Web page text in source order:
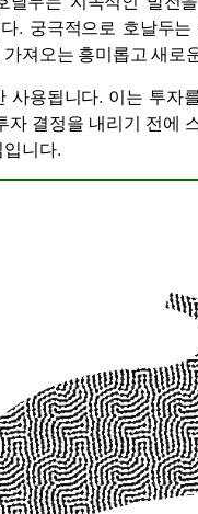
. 궁극적으로 호날두
져오는 흥미롭고 새로
사용됩니다. 이는 투
결정을 내리기 전에
니다.